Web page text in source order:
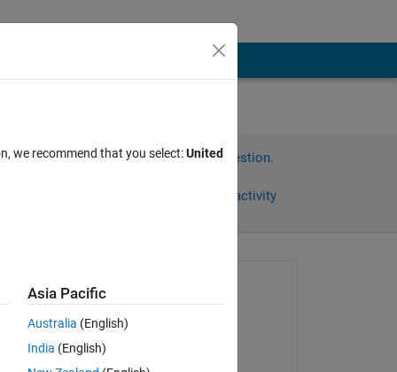
Sign in to answer this question.
Sign in to follow activity
Asked:
on 4 Dec 2019
Commented:
we recommend that you select:United
Asia Pacific
Australia (English)
India (English)